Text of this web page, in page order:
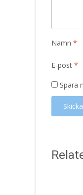
Namn *
E-post *
Spara